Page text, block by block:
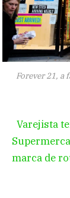
Forever 21, a
Varejista
marca de